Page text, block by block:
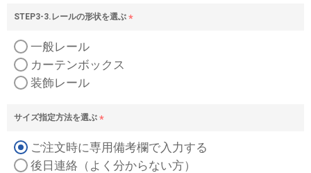
STEP3-3.レールの形状を選ぶ
一般レール
カーテンボックス
装飾レール
サイズ指定方法を選ぶ
必
須
ご注文時に専用備考欄で入力する
後日連絡（よく分からない方）